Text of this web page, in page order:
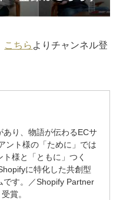
こちら よりチャンネル登
あり、物語が伝わるECサ
ント様の「ために」では
様と「ともに」つく
に特化した共創型
です。／Shopify Partner
賞。